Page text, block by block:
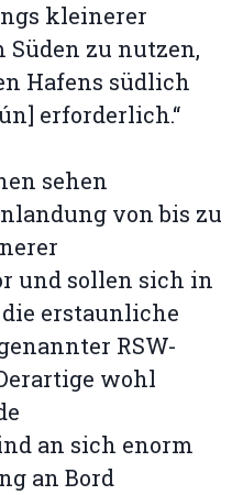
kleinerer
Süden zu nutzen,
Hafens südlich
erforderlich.“
sehen
von bis zu
und sollen sich in
erstaunliche
RSW-
wohl
an sich enorm
an Bord